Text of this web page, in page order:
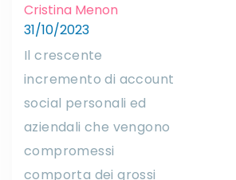
Cristina Menon
31/10/2023
Il crescente
incremento di account
social personali ed
aziendali che vengono
compromessi
comporta dei grossi